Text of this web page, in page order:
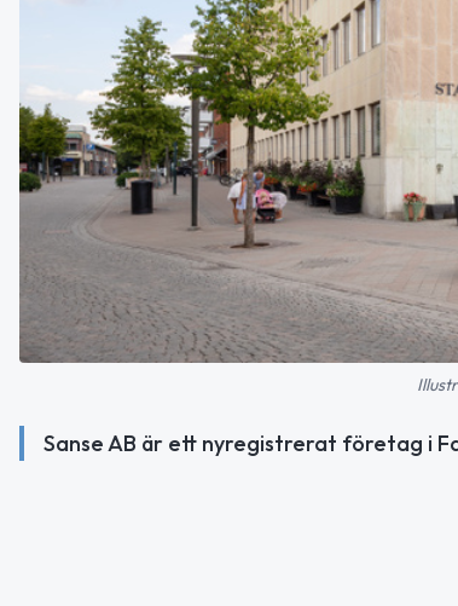
Sanse AB är ett nyregistrerat företag i